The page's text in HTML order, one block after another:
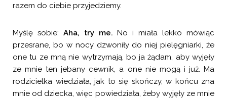
razem do ciebie przyjedziemy.
Myślę sobie: Aha, try me. No i miała lekko mówiąc
przesrane, bo w nocy dzwoniły do niej pielęgniarki, że
one tu ze mną nie wytrzymają, bo ja żądam, aby wyjęły
ze mnie ten jebany cewnik, a one nie mogą i już. Ma
rodzicielka wiedziała, jak to się skończy, w końcu zna
mnie od dziecka, więc powiedziała, żeby wyjęły ze mnie